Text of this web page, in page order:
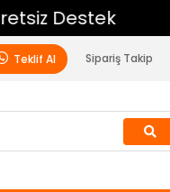
Destek
Teklif Al Sipariş Takip